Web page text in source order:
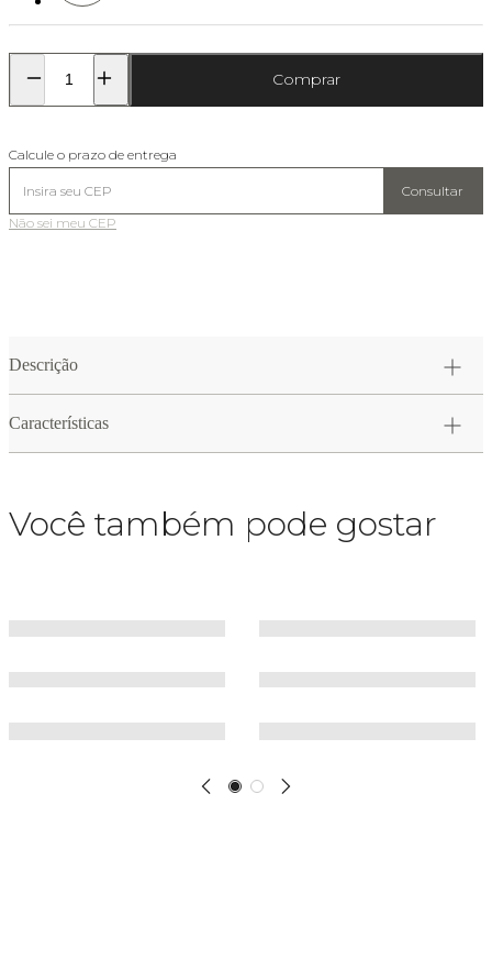
Comprar
Calcule o prazo de entrega
Consultar
Não sei meu CEP
Descrição
Características
Você também pode gostar